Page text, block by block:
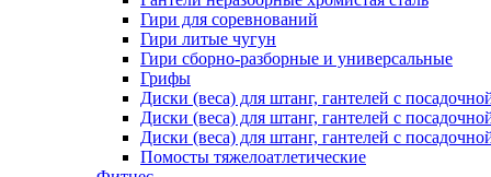
Гири для соревнований
Гири литые чугун
Гири сборно-разборные и универсальные
Грифы
Диски (веса) для штанг, гантелей с
Диски (веса) для штанг, гантелей с
Диски (веса) для штанг, гантелей с
Помосты тяжелоатлетические